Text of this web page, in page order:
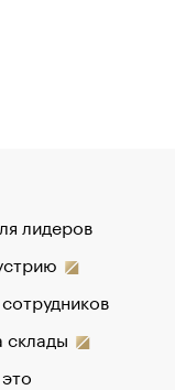
лидеров
склады